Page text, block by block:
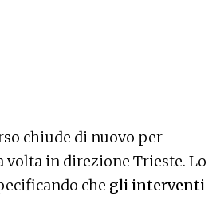
chiude di nuovo per
volta in direzione Trieste. Lo
che gli interventi